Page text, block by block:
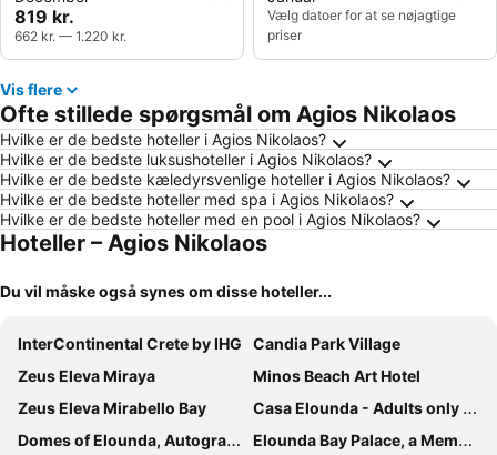
819 kr.
662 kr. — 1.220 kr.
Vælg datoer for at se nøjagtige
priser
Vis flere
Ofte stillede spørgsmål om Agios Nikolaos
Hvilke er de bedste hoteller i Agios Nikolaos?
Hvilke er de bedste luksushoteller i Agios Nikolaos?
Hvilke er de bedste kæledyrsvenlige hoteller i Agios Nikolaos?
Hvilke er de bedste hoteller med spa i Agios Nikolaos?
Hvilke er de bedste hoteller med en pool i Agios Nikolaos?
Hoteller – Agios Nikolaos
Du vil måske også synes om disse hoteller...
InterContinental Crete by IHG
Candia Park Village
Zeus Eleva Miraya
Minos Beach Art Hotel
Zeus Eleva Mirabello Bay
Casa Elounda - Adults only Hotel "by Checkin"
Domes of Elounda, Autograph Collection
Elounda Bay Palace, a Member of the Leading Hotels of the World